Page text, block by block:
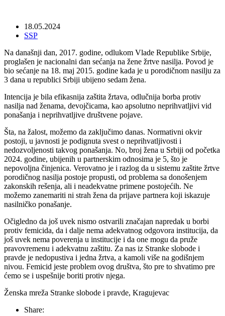
18.05.2024
SSP
Na današnji dan, 2017. godine, odlukom Vlade Republike Srbije,
proglašen je nacionalni dan sećanja na žene žrtve nasilja. Povod je
bio sećanje na 18. maj 2015. godine kada je u porodičnom nasilju za
3 dana u republici Srbiji ubijeno sedam žena.
Intencija je bila efikasnija zaštita žrtava, odlučnija borba protiv
nasilja nad ženama, devojčicama, kao apsolutno neprihvatljivi vid
ponašanja i neprihvatljive društvene pojave.
Šta, na žalost, možemo da zaključimo danas. Normativni okvir
postoji, u javnosti je podignuta svest o neprihvatljivosti i
nedozvoljenosti takvog ponašanja. No, broj žena u Srbiji od početka
2024. godine, ubijenih u partnerskim odnosima je 5, što je
nepovoljna činjenica. Verovatno je i razlog da u sistemu zaštite žrtve
porodičnog nasilja postoje propusti, od problema sa donošenjem
zakonskih rešenja, ali i neadekvatne primene postojećih. Ne
možemo zanemariti ni strah žena da prijave partnera koji iskazuje
nasilničko ponašanje.
Očigledno da još uvek nismo ostvarili značajan napredak u borbi
protiv femicida, da i dalje nema adekvatnog odgovora institucija, da
još uvek nema poverenja u institucije i da one mogu da pruže
pravovremenu i adekvatnu zaštitu. Za nas iz Stranke slobode i
pravde je nedopustiva i jedna žrtva, a kamoli više na godišnjem
nivou. Femicid jeste problem ovog društva, što pre to shvatimo pre
ćemo se i uspešnije boriti protiv njega.
Ženska mreža Stranke slobode i pravde, Kragujevac
Share: